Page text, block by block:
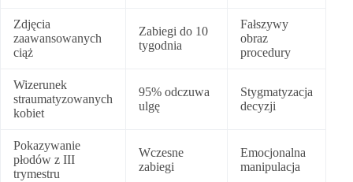
Zdjęcia
zaawansowanych
ciąż
Zabiegi do 10
tygodnia
Fałszywy
obraz
procedury
Wizerunek
straumatyzowanych
kobiet
95% odczuwa
ulgę
Stygmatyzacja
decyzji
Pokazywanie
płodów z III
trymestru
Wczesne
zabiegi
Emocjonalna
manipulacja